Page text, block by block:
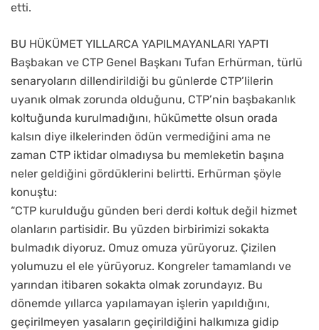
etti.
BU HÜKÜMET YILLARCA YAPILMAYANLARI YAPTI
Başbakan ve CTP Genel Başkanı Tufan Erhürman, türlü
senaryoların dillendirildiği bu günlerde CTP’lilerin
uyanık olmak zorunda olduğunu, CTP’nin başbakanlık
koltuğunda kurulmadığını, hükümette olsun orada
kalsın diye ilkelerinden ödün vermediğini ama ne
zaman CTP iktidar olmadıysa bu memleketin başına
neler geldiğini gördüklerini belirtti. Erhürman şöyle
konuştu:
“CTP kurulduğu günden beri derdi koltuk değil hizmet
olanların partisidir. Bu yüzden birbirimizi sokakta
bulmadık diyoruz. Omuz omuza yürüyoruz. Çizilen
yolumuzu el ele yürüyoruz. Kongreler tamamlandı ve
yarından itibaren sokakta olmak zorundayız. Bu
dönemde yıllarca yapılamayan işlerin yapıldığını,
geçirilmeyen yasaların geçirildiğini halkımıza gidip